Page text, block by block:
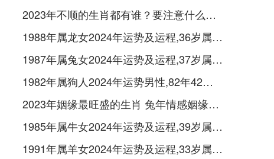
2023年不顺的生肖都有谁？要注意什么呢？
1988年属龙女2024年运势及运程,36岁属龙人2024全年每月运势女性如何
1987年属兔女2024年运势及运程,37岁属兔人2024全年每月运势女性如何
1982年属狗人2024年运势男性,82年42岁属狗男2024年每月运程怎么样
2023年姻缘最旺盛的生肖 兔年情感姻缘运比较旺的属相
1985年属牛女2024年运势及运程,39岁属牛人2024全年每月运势女性如何
1991年属羊女2024年运势及运程,33岁属羊人2024全年每月运势女性如何